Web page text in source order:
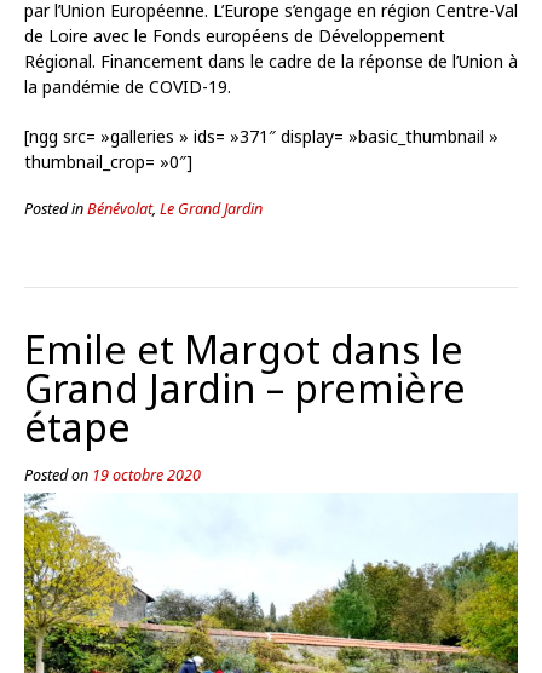
par l’Union Européenne. L’Europe s’engage en région Centre-Val
de Loire avec le Fonds européens de Développement
Régional. Financement dans le cadre de la réponse de l’Union à
la pandémie de COVID-19.
[ngg src= »galleries » ids= »371″ display= »basic_thumbnail »
thumbnail_crop= »0″]
Posted inBénévolat, Le Grand Jardin
Emile et Margot dans le
Grand Jardin – première
étape
Posted on 19 octobre 2020